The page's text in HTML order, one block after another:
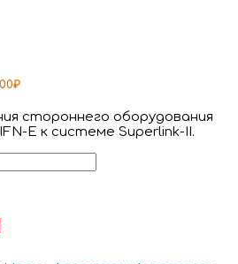
стороннего оборудования
E к системе Superlink-II.